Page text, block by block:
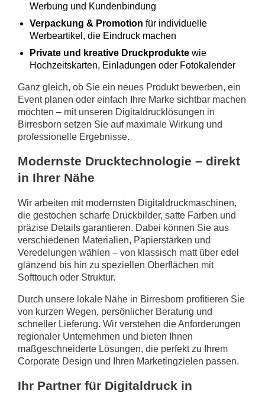
Werbung und Kundenbindung
Verpackung & Promotion für individuelle
Werbeartikel, die Eindruck machen
Private und kreative Druckprodukte wie
Hochzeitskarten, Einladungen oder Fotokalender
Ganz gleich, ob Sie ein neues Produkt bewerben, ein
Event planen oder einfach Ihre Marke sichtbar machen
möchten – mit unseren Digitaldrucklösungen in
Birresborn setzen Sie auf maximale Wirkung und
professionelle Ergebnisse.
Modernste Drucktechnologie – direkt
in Ihrer Nähe
Wir arbeiten mit modernsten Digitaldruckmaschinen,
die gestochen scharfe Druckbilder, satte Farben und
präzise Details garantieren. Dabei können Sie aus
verschiedenen Materialien, Papierstärken und
Veredelungen wählen – von klassisch matt über edel
glänzend bis hin zu speziellen Oberflächen mit
Softtouch oder Struktur.
Durch unsere lokale Nähe in Birresborn profitieren Sie
von kurzen Wegen, persönlicher Beratung und
schneller Lieferung. Wir verstehen die Anforderungen
regionaler Unternehmen und bieten Ihnen
maßgeschneiderte Lösungen, die perfekt zu Ihrem
Corporate Design und Ihren Marketingzielen passen.
Ihr Partner für Digitaldruck in